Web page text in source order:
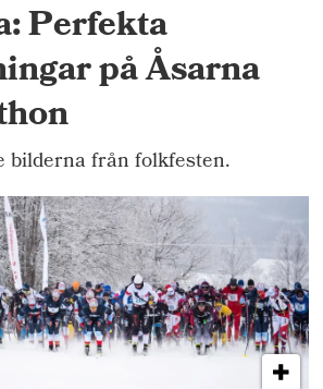
Perfekta
på Åsarna
bilderna från folkfesten.